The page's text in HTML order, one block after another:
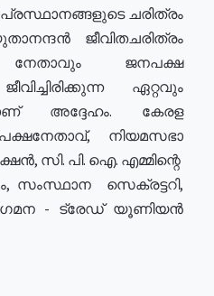
പ്രസ്ഥാനങ്ങളുടെ ചരിത്രം
ജീവിതചരിത്രം
ജനപക്ഷ
ഏറ്റവും
അദ്ദേഹം. കേരള
നിയമസഭാ
സി. പി. ഐ. എമ്മിന്റെ
സംസ്ഥാന സെക്രട്ടറി,
- ട്രേഡ് യൂണിയൻ